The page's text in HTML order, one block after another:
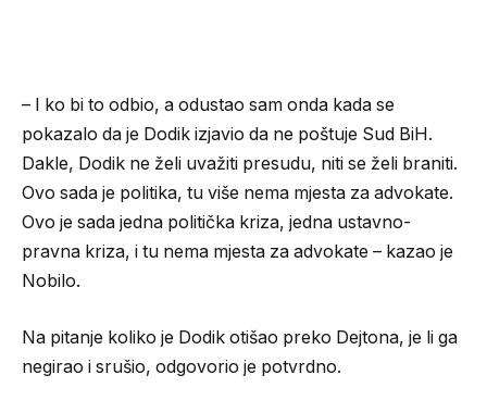
– I ko bi to odbio, a odustao sam onda kada se
pokazalo da je Dodik izjavio da ne poštuje Sud BiH.
Dakle, Dodik ne želi uvažiti presudu, niti se želi braniti.
Ovo sada je politika, tu više nema mjesta za advokate.
Ovo je sada jedna politička kriza, jedna ustavno-
pravna kriza, i tu nema mjesta za advokate – kazao je
Nobilo.
Na pitanje koliko je Dodik otišao preko Dejtona, je li ga
negirao i srušio, odgovorio je potvrdno.